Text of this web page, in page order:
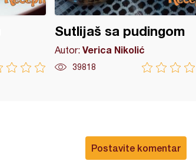
Sutlijaš sa pudingom
Autor: Verica Nikolić
39818
Postavite komentar